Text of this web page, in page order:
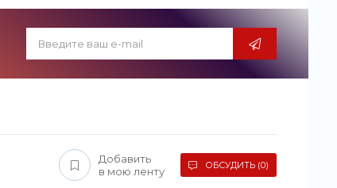
Добавить
в мою ленту
ОБСУДИТЬ (0)